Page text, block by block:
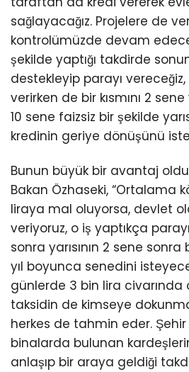
sağlayacağız. Projelere de
kontrolümüzde devam
şekilde yaptığı takdirde
destekleyip parayı
verirken de bir kısmını 2
10 sene faizsiz bir şekilde
kredinin geriye dönüşünü
Bunun büyük bir avantaj
Bakan Özhaseki, “Ortalama
liraya mal oluyorsa, devlet
veriyoruz, o iş yaptıkça
sonra yarısının 2 sene
yıl boyunca senedini
günlerde 3 bin lira civarında
taksidin de kimseye
herkes de tahmin eder.
binalarda bulunan
anlaşıp bir araya geldiği